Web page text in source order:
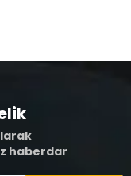
haberdar